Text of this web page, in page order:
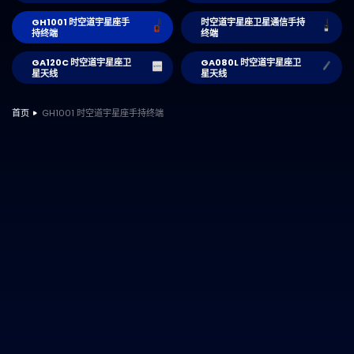
GH1001 时空道宇星座手
持终端
时空道宇星座卫星通信手持
终端
GA120C 时空道宇星座卫
星天线
GA080L 时空道宇星座卫
星天线
首页 GH1001 时空道宇星座手持终端